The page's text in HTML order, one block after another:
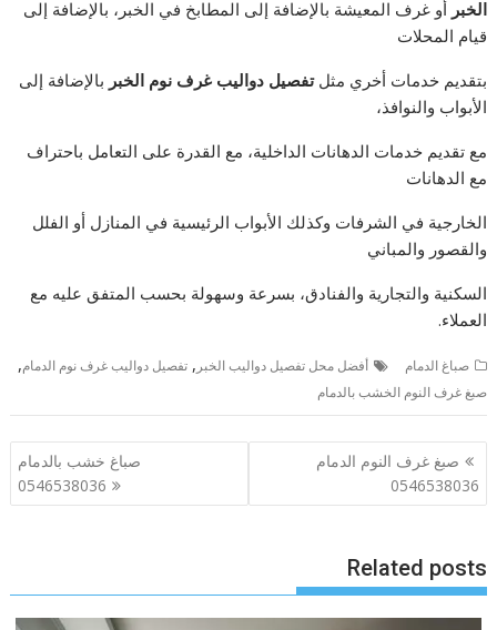
الخبر أو غرف المعيشة بالإضافة إلى المطابخ في الخبر، بالإضافة إلى
قيام المحلات
بتقديم خدمات أخري مثلتفصيل دواليب غرف نوم الخبر بالإضافة إلى
الأبواب والنوافذ،
مع تقديم خدمات الدهانات الداخلية، مع القدرة على التعامل باحتراف
مع الدهانات
الخارجية في الشرفات وكذلك الأبواب الرئيسية في المنازل أو الفلل
والقصور والمباني
السكنية والتجارية والفنادق، بسرعة وسهولة بحسب المتفق عليه مع
العملاء.
صباغ الدمام أفضل محل تفصيل دواليب الخبر ,تفصيل دواليب غرف نوم الدمام,
صبغ غرف النوم الخشب بالدمام
تصفّح
المقالات
صبغ غرف النوم الدمام
0546538036
صباغ خشب بالدمام
0546538036
Related posts